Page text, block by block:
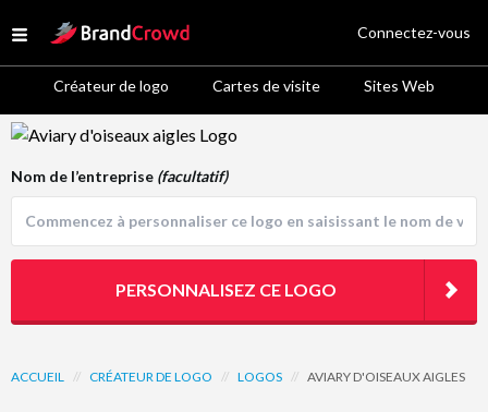
Open menu
Site Logo
Créateur de logo Cartes de visite Sites Web
Connectez-vous
Logo Template Preview
ACCUEIL // CRÉATEUR DE LOGO // LOGOS // AVIARY D'OISEAUX AIGLES
Nom de l’entreprise (facultatif)
PERSONNALISEZ CE LOGO